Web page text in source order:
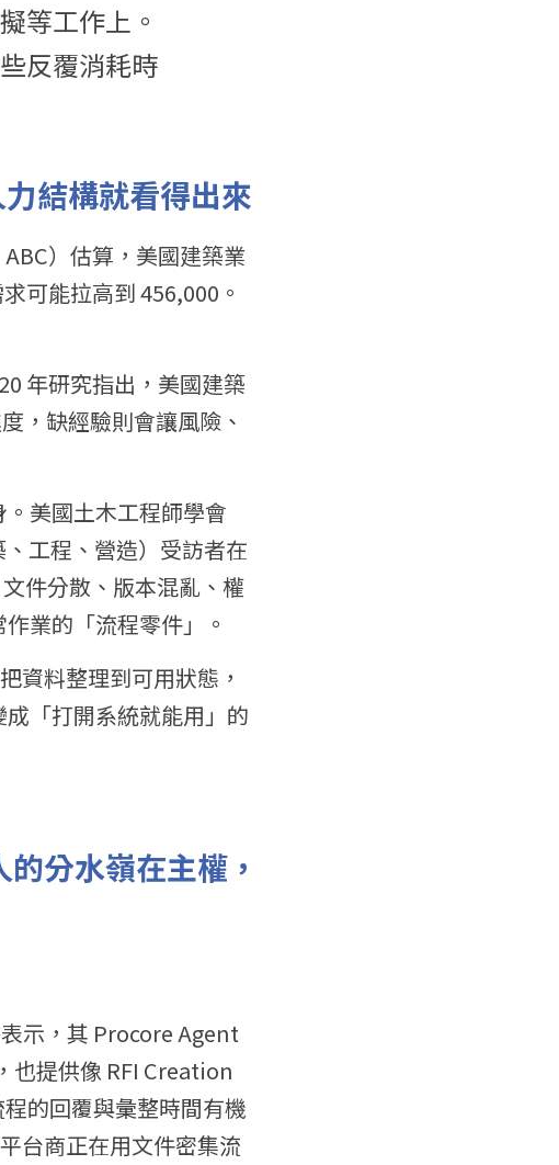
等工作上。
反覆消耗時
結構就看得出來
）估算，美國建築業
可能拉高到 456,000。
年研究指出，美國建築
，缺經驗則會讓風險、
美國土木工程師學會
、工程、營造）受訪者在
件分散、版本混亂、權
業的「流程零件」。
資料整理到可用狀態，
「打開系統就能用」的
分水嶺在主權，
示，其 Procore Agent
也提供像 RFI Creation
的回覆與彙整時間有機
台商正在用文件密集流